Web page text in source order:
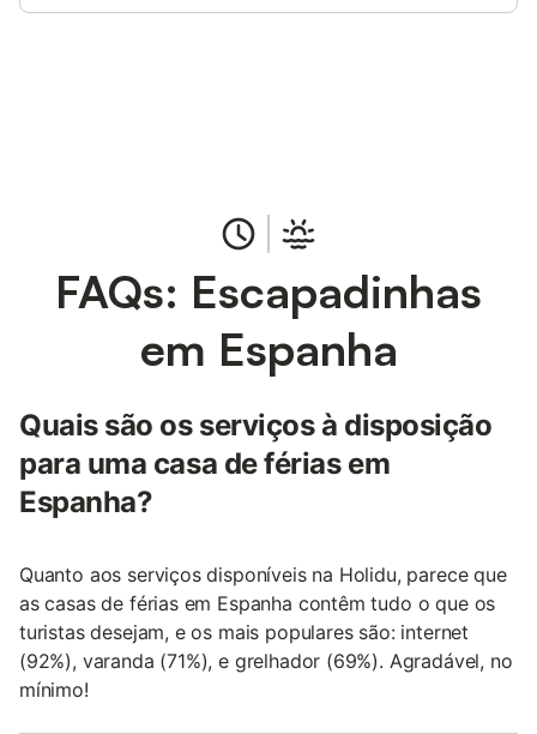
FAQs: Escapadinhas
em Espanha
Quais são os serviços à disposição
para uma casa de férias em
Espanha?
Quanto aos serviços disponíveis na Holidu, parece que
as casas de férias em Espanha contêm tudo o que os
turistas desejam, e os mais populares são: internet
(92%), varanda (71%), e grelhador (69%). Agradável, no
mínimo!